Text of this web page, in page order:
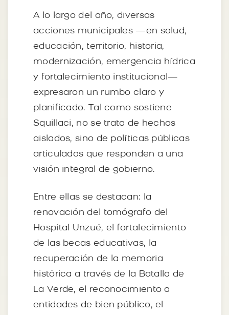
A lo largo del año, diversas
acciones municipales —en salud,
educación, territorio, historia,
modernización, emergencia hídrica
y fortalecimiento institucional—
expresaron un rumbo claro y
planificado. Tal como sostiene
Squillaci, no se trata de hechos
aislados, sino de políticas públicas
articuladas que responden a una
visión integral de gobierno.
Entre ellas se destacan: la
renovación del tomógrafo del
Hospital Unzué, el fortalecimiento
de las becas educativas, la
recuperación de la memoria
histórica a través de la Batalla de
La Verde, el reconocimiento a
entidades de bien público, el